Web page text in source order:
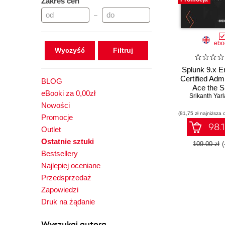
–
Wyczyść
BLOG
eBooki za 0,00zł
Nowości
Promocje
Outlet
Ostatnie sztuki
Bestsellery
Najlepiej oceniane
Przedsprzedaż
Zapowiedzi
Druk na żądanie
Splunk 9.x
Certified
Ace the
Enterprise
help of
guide
Srikanth
(81,75 zł najniższa
109.00 zł